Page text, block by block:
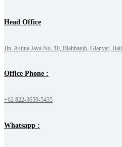
Head Office
Jln. Astina Jaya No. 10, Blahbatuh, Gianyar, Bali
Office Phone :
+62 822-3659-5435
Whatsapp :